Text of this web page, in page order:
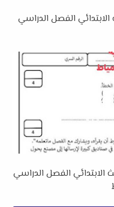
الفصل الدراسي
الابتدائي الفصل الدراسي